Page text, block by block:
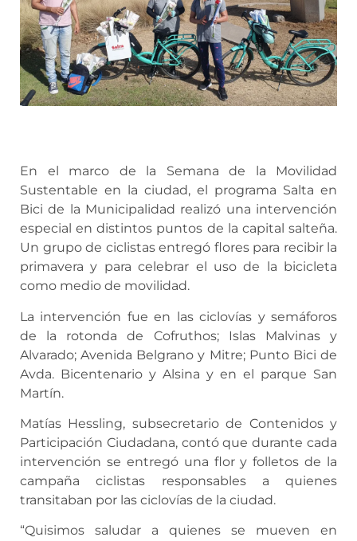
En el marco de la Semana de la Movilidad
Sustentable en la ciudad, el programa Salta en
Bici de la Municipalidad realizó una intervención
especial en distintos puntos de la capital salteña.
Un grupo de ciclistas entregó flores para recibir la
primavera y para celebrar el uso de la bicicleta
como medio de movilidad.
La intervención fue en las ciclovías y semáforos
de la rotonda de Cofruthos; Islas Malvinas y
Alvarado; Avenida Belgrano y Mitre; Punto Bici de
Avda. Bicentenario y Alsina y en el parque San
Martín.
Matías Hessling, subsecretario de Contenidos y
Participación Ciudadana, contó que durante cada
intervención se entregó una flor y folletos de la
campaña ciclistas responsables a quienes
transitaban por las ciclovías de la ciudad.
“Quisimos saludar a quienes se mueven en